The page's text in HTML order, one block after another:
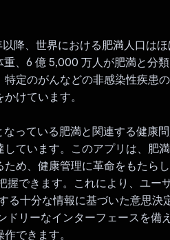
降、世界における肥満人口は
、6 億 5,000 万人が肥満と分類
定のがんなどの非感染性疾患
けています。
っている肥満と関連する健康
ています。このアプリは、肥
め、健康管理に革命をもたら
握できます。これにより、ユー
る十分な情報に基づいた意思決
ドリーなインターフェースを備
できます。